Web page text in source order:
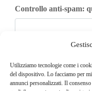
Utilizziamo tecnologie come i
del dispositivo. Lo facciamo per
annunci personalizzati. Il
Controllo anti-spam: